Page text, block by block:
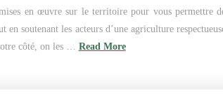
en œuvre sur le territoire pour vous permettre
soutenant les acteurs d’une agriculture
côté, on les … Read More